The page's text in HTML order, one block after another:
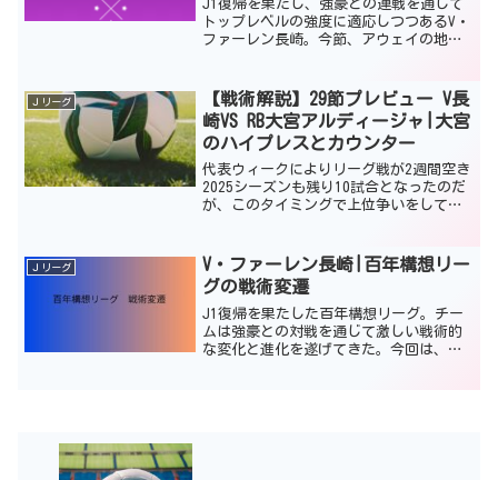
J1復帰を果たし、強豪との連戦を通じて
トップレベルの強度に適応しつつあるV・
ファーレン長崎。今節、アウェイの地で
試合は、京都にとって極めて特殊な意味
を持っていた。リ...
Ｊリーグ
【戦術解説】29節プレビュー V長
崎VS RB大宮アルディージャ|大宮
のハイプレスとカウンター
代表ウィークによりリーグ戦が2週間空き
2025シーズンも残り10試合となったのだ
が、このタイミングで上位争いをしてい
ドロー決着となった。長崎としてはアウ
ェイにてリーグ...
Ｊリーグ
V・ファーレン長崎|百年構想リー
グの戦術変遷
J1復帰を果たした百年構想リーグ。チー
ムは強豪との対戦を通じて激しい戦術的
な変化と進化を遂げてきた。今回は、